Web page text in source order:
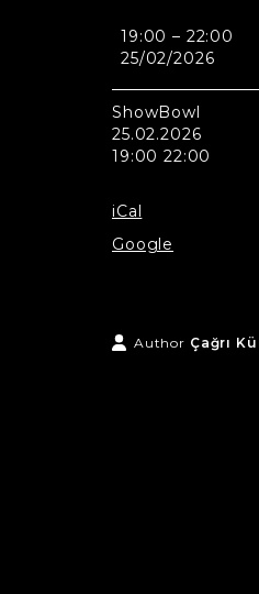
ShowBowl
19:00 – 22:00
25/02/2026
ShowBowl
25.02.2026
19:00 22:00
iCal
Google
Author Çağrı